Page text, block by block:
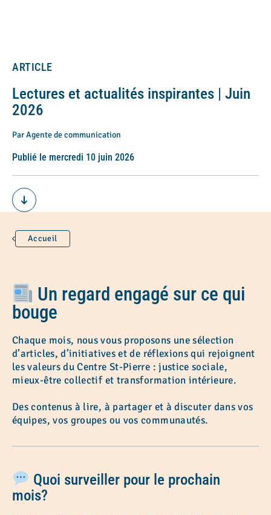
ARTICLE
Lectures et actualités inspirantes | Juin
2026
Par Agente de communication
Publié le mercredi 10 juin 2026
Accueil
Un regard engagé sur ce qui
bouge
Chaque mois, nous vous proposons une sélection
d’articles, d’initiatives et de réflexions qui rejoignent
les valeurs du Centre St-Pierre : justice sociale,
mieux-être collectif et transformation intérieure.
Des contenus à lire, à partager et à discuter dans vos
équipes, vos groupes ou vos communautés.
Quoi surveiller pour le prochain
mois?